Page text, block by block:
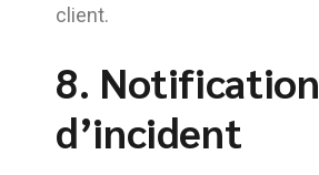
client.
8. Notification
d’incident